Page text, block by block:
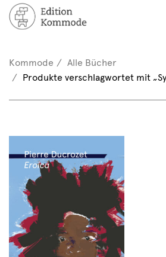
/ Registrieren
(0)
Kommode
Alle Bücher
Produkte verschlagwortet mit